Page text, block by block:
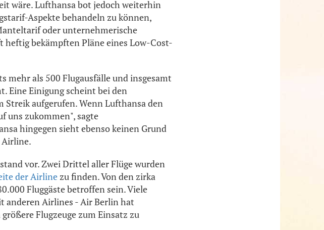
wäre. Lufthansa bot jedoch weiterhin
Aspekte behandeln zu können,
oder unternehmerische
heftig bekämpften Pläne eines Low-Cost-
mehr als 500 Flugausfälle und insgesamt
Eine Einigung scheint bei den
aufgerufen. Wenn Lufthansa den
uns zukommen", sagte
hingegen sieht ebenso keinen Grund
Airline.
vor. Zwei Drittel aller Flüge wurden
der Airlinezu finden. Von den zirka
Fluggäste betroffen sein. Viele
anderen Airlines - Air Berlin hat
Flugzeuge zum Einsatz zu